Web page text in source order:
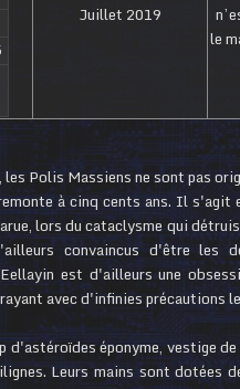
Juillet 2019
le
Polis Massiens ne sont pas
à cinq cents ans. Il
lors du cataclysme qui
convaincus d'être les
est d'ailleurs une
avec d'infinies précautions
éponyme, vestige
Leurs mains sont dotées